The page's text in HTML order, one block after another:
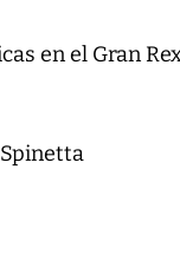
en el Gran